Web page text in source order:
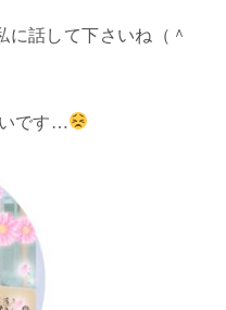
話して下さいね（＾
です…